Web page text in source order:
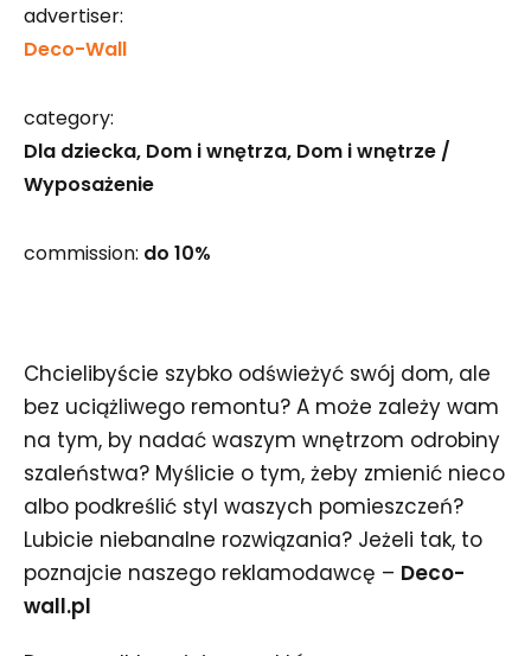
advertiser:
Deco-Wall
category:
Dla dziecka Dom i wnętrza Dom i wnętrze /
Wyposażenie
commission: do 10%
Chcielibyście szybko odświeżyć swój dom, ale
bez uciążliwego remontu? A może zależy wam
na tym, by nadać waszym wnętrzom odrobiny
szaleństwa? Myślicie o tym, żeby zmienić nieco
albo podkreślić styl waszych pomieszczeń?
Lubicie niebanalne rozwiązania? Jeżeli tak, to
poznajcie naszego reklamodawcę – Deco-
wall.pl